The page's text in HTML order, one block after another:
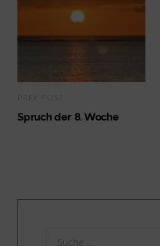
Spruch der 8. Woche